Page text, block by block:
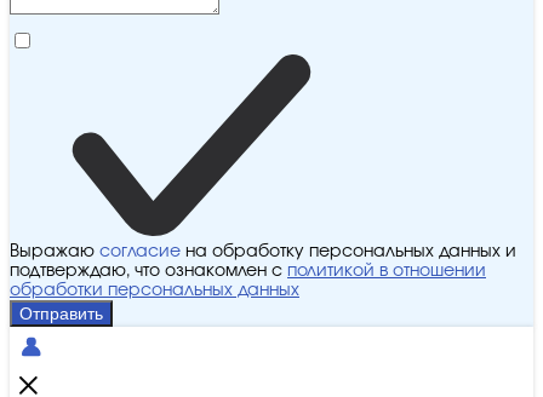
Выражаю согласие на обработку персональных данных и
подтверждаю, что ознакомлен с политикой в отношении
обработки персональных данных
Отправить